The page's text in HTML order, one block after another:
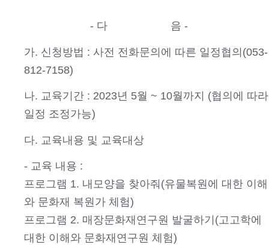
- 다 음 -
가. 신청방법 : 사전 전화문의에 따른 일정협의(053-
812-7158)
나. 교육기간 : 2023년 5월 ~ 10월까지 (협의에 따라
일정 조정가능)
다. 교육내용 및 교육대상
- 교육 내용 :
프로그램 1. 내모양을 찾아줘(유물복원에 대한 이해
와 문화재 복원가 체험)
프로그램 2. 매장문화재연구원 발굴하기(고고학에
대한 이해와 문화재연구원 체험)